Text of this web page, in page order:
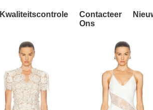
Kwaliteitscontrole
Contacteer
Ons